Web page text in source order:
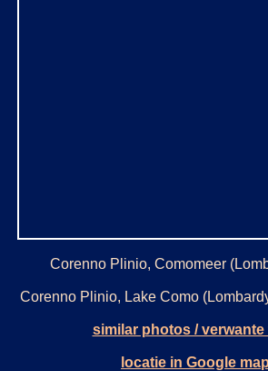
Corenno Plinio, Comomeer
Corenno Plinio, Lake Como
similar photos /
locatie in Google